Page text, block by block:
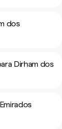
dos
Dirham dos